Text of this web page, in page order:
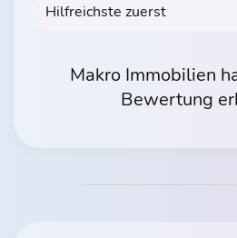
Hilfreichste zuerst
Makro Immobilien
Bewertung